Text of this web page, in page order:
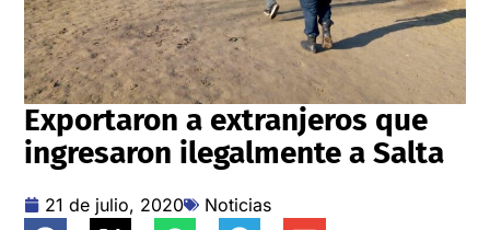
Exportaron a extranjeros que
ingresaron ilegalmente a Salta
21 de julio, 2020 Noticias